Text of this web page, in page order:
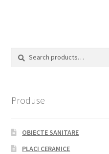
Produse
OBIECTE SANITARE
PLACI CERAMICE